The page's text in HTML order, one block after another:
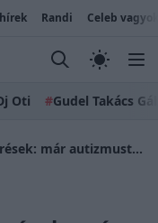
Randi Celeb
Oti #Gudel Takács
Durva internetes átverések: már autizmust és ADHD-t is „gyógyítanak”